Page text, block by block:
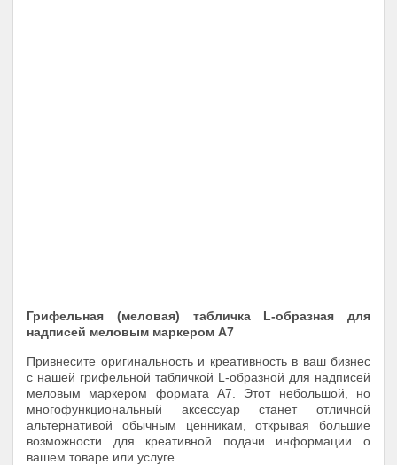
Грифельная (меловая) табличка L-образная для
надписей меловым маркером A7
Привнесите оригинальность и креативность в ваш бизнес
с нашей грифельной табличкой L-образной для надписей
меловым маркером формата A7. Этот небольшой, но
многофункциональный аксессуар станет отличной
альтернативой обычным ценникам, открывая большие
возможности для креативной подачи информации о
вашем товаре или услуге.